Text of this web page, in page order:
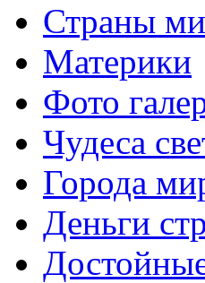
Страны
Материки
Фото
Чудеса
Города
Деньги